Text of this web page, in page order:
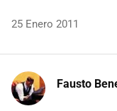
25 Enero 2011
Fausto